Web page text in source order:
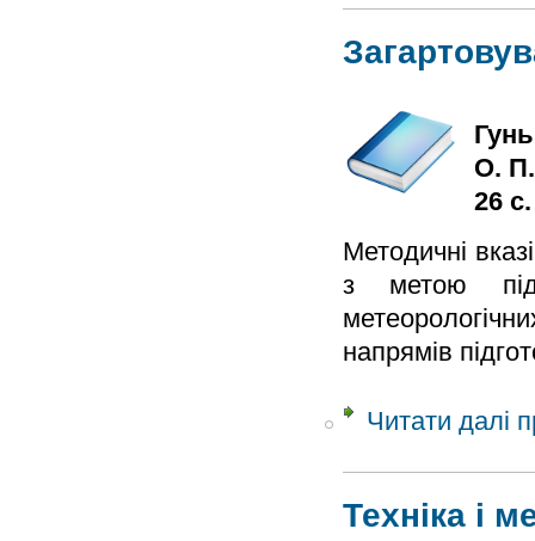
О. П.
26 с.
Методичні
з метою
напрямів
Читати далі
Техніка і